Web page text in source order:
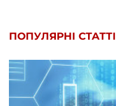
ПОПУЛЯРНІ СТАТТІ